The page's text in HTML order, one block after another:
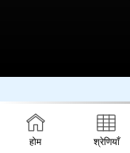
होम श्रेणियाँ